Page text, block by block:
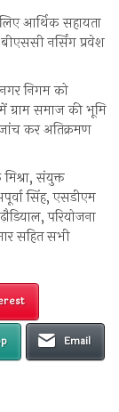
आर्थिक सहायता
नर्सिंग प्रवेश
निगम को
ग्राम समाज की भूमि
कर अतिक्रमण
संयुक्त
सिंह, एसडीएम
परियोजना
सहित सभी
Email